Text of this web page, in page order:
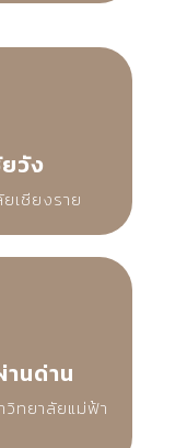
วัง
เชียงราย
นด่าน
ทยาลัยแม่ฟ้า